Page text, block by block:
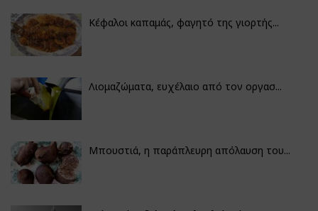
Κέφαλοι καπαμάς, φαγητό της γιορτής...
Λιομαζώματα, ευχέλαιο από τον οργασ...
Μπουστιά, η παράπλευρη απόλαυση του...